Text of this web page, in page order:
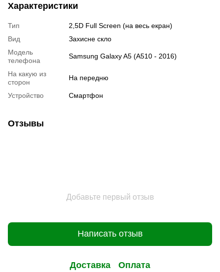
Характеристики
Тип
2,5D Full Screen (на весь екран)
Вид
Захисне скло
Модель
телефона
Samsung Galaxy A5 (A510 - 2016)
На какую из
сторон
На передню
Устройство Смартфон
Отзывы
Добавьте первый отзыв
Написать отзыв
Доставка Оплата